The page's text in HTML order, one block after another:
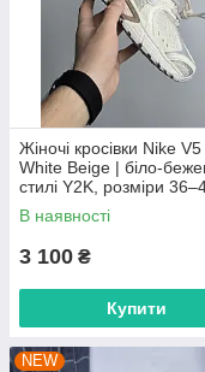
Жіночі кросівки Nike
White Beige | біло-
стилі Y2K, розміри
В наявності
3 100 ₴
Купити
NEW